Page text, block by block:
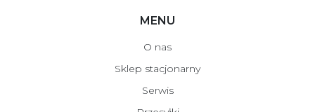
MENU
O nas
Sklep stacjonarny
Serwis